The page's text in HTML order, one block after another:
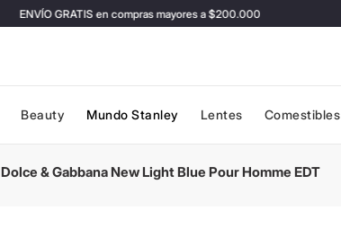
ENVÍO GRATIS en compras mayores a $200.000
Beauty Mundo Stanley Lentes Comestibles
Dolce & Gabbana New Light Blue Pour Homme EDT